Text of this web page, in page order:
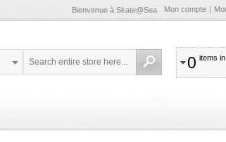
Bienvenue à Skate@Sea Mon compte
0 items in